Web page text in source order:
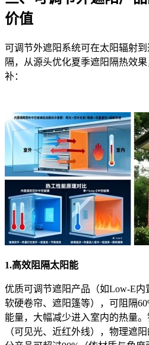
价值
可调节外遮阳系统可在太阳辐射
隔，从源头优化夏季遮阳隔热效
补：
1.高效阻隔太阳能
优质可调节遮阳产品（如Low-E
软硬卷帘、遮阳篷等），可阻隔
能量，大幅减少进入室内的热量
（可见光、近红外线），物理遮